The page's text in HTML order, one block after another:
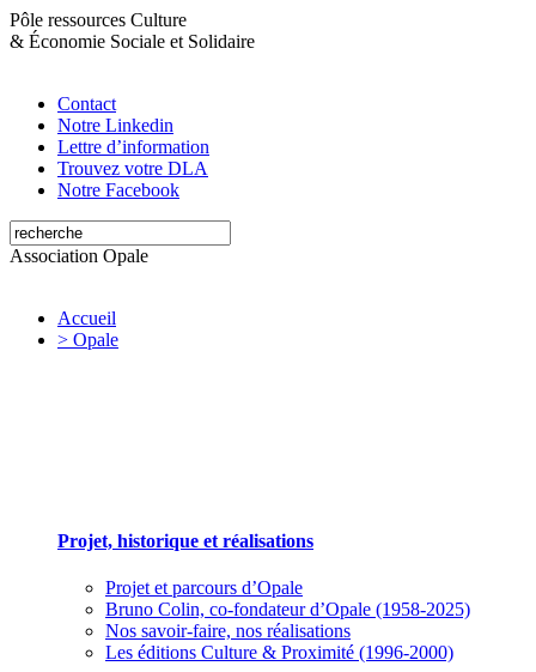
Pôle ressources Culture
& Économie Sociale et Solidaire
Contact
Notre Linkedin
Lettre d’information
Trouvez votre DLA
Notre Facebook
Association Opale
Accueil
> Opale
Projet, historique et réalisations
Projet et parcours d’Opale
Bruno Colin, co-fondateur d’Opale (1958-2025)
Nos savoir-faire, nos réalisations
Les éditions Culture & Proximité (1996-2000)